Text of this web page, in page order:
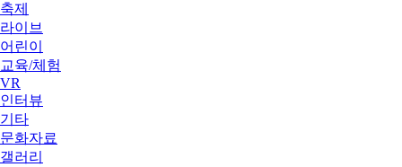
축제
라이브
어린이
교육/체험
VR
인터뷰
기타
문화자료
갤러리